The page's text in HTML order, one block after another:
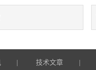
技术文章